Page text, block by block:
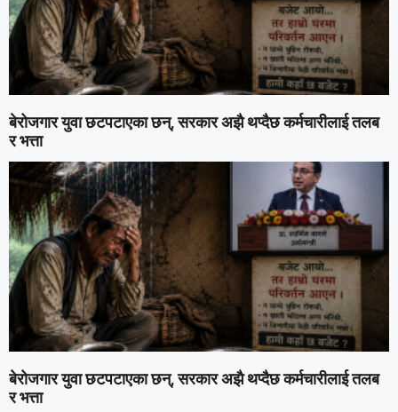
बेरोजगार युवा छटपटाएका छन्, सरकार अझै थप्दैछ कर्मचारीलाई तलब
र भत्ता
बेरोजगार युवा छटपटाएका छन्, सरकार अझै थप्दैछ कर्मचारीलाई तलब
र भत्ता